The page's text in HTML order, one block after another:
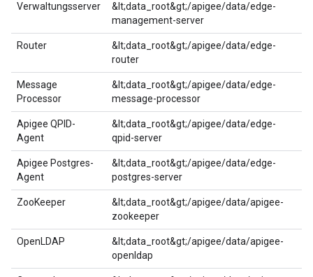
Verwaltungsserver
&lt;data_root&gt;/apigee/data/edge-
management-server
Router
&lt;data_root&gt;/apigee/data/edge-
router
Message
Processor
&lt;data_root&gt;/apigee/data/edge-
message-processor
Apigee QPID-
Agent
&lt;data_root&gt;/apigee/data/edge-
qpid-server
Apigee Postgres-
Agent
&lt;data_root&gt;/apigee/data/edge-
postgres-server
ZooKeeper
&lt;data_root&gt;/apigee/data/apigee-
zookeeper
OpenLDAP
&lt;data_root&gt;/apigee/data/apigee-
openldap